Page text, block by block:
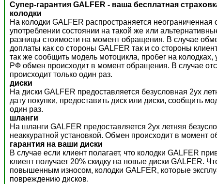
Супер-гарантия GALFER - ваша бесплатная
колодки
На колодки GALFER распространяется
употреблении состоянии на такой же или
разницы стоимости на момент обращения. В случае
доплаты как со стороны GALFER так и со стороны
так же сообщить модель мотоцикла, пробег на
РФ обмен происходит в момент обращения. В случае
происходит только один раз.
диски
На диски GALFER предоставляется безусловная 2ух
дату покупки, предоставить диск или диски, сообщить
один раз.
шланги
На шланги GALFER предоставляется 2ух летняя
неаккуратной установкой. Обмен происходит в момент
гарантия на ваши диски
В случае если клиент полагает, что колодки GALFER
клиент получает 20% скидку на новые диски GALFER.
повышенным износом, колодки GALFER, которые
повреждению дисков.